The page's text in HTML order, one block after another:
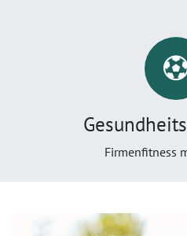
Firmenfitness